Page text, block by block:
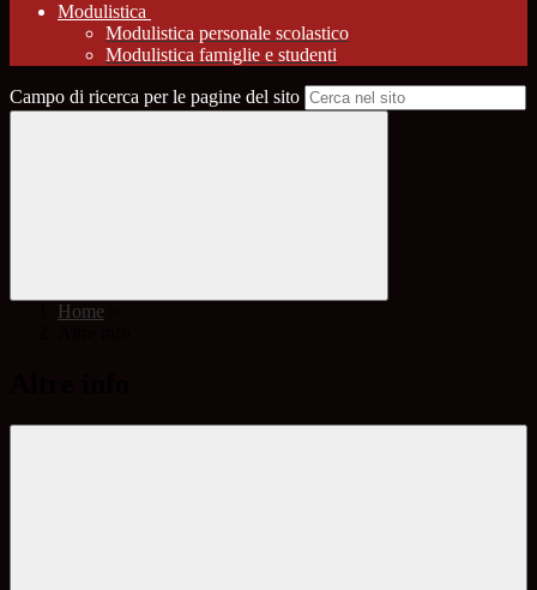
Modulistica
Modulistica personale scolastico
Modulistica famiglie e studenti
Campo di ricerca per le pagine del sito
Home